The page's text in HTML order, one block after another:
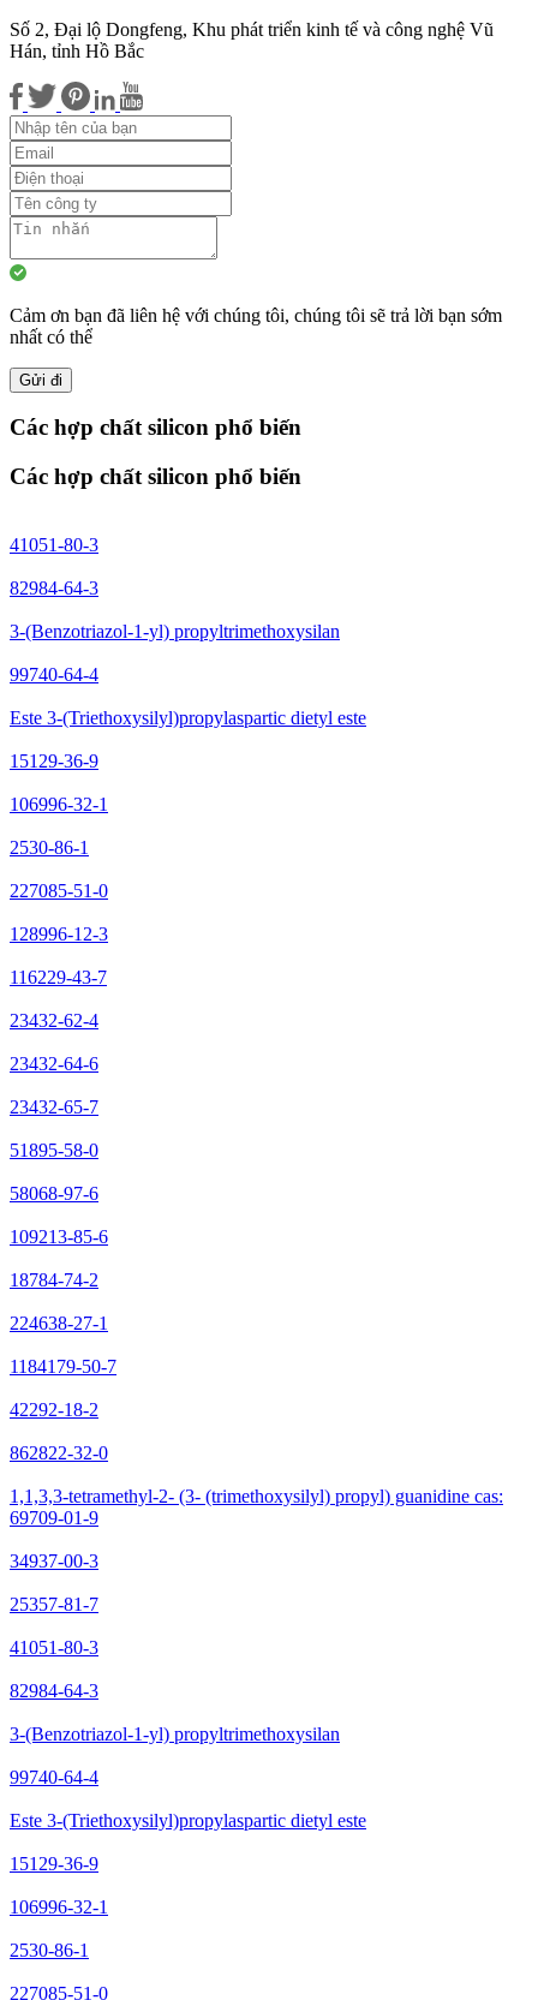
Số 2, Đại lộ Dongfeng, Khu phát triển kinh tế và công nghệ Vũ
Hán, tỉnh Hồ Bắc
Cảm ơn bạn đã liên hệ với chúng tôi, chúng tôi sẽ trả lời bạn sớm
nhất có thể
Gửi đi
Các hợp chất silicon phổ biến
Các hợp chất silicon phổ biến
41051-80-3
82984-64-3
3-(Benzotriazol-1-yl) propyltrimethoxysilan
99740-64-4
Este 3-(Triethoxysilyl)propylaspartic dietyl este
15129-36-9
106996-32-1
2530-86-1
227085-51-0
128996-12-3
116229-43-7
23432-62-4
23432-64-6
23432-65-7
51895-58-0
58068-97-6
109213-85-6
18784-74-2
224638-27-1
1184179-50-7
42292-18-2
862822-32-0
1,1,3,3-tetramethyl-2- (3- (trimethoxysilyl) propyl) guanidine cas:
69709-01-9
34937-00-3
25357-81-7
41051-80-3
82984-64-3
3-(Benzotriazol-1-yl) propyltrimethoxysilan
99740-64-4
Este 3-(Triethoxysilyl)propylaspartic dietyl este
15129-36-9
106996-32-1
2530-86-1
227085-51-0